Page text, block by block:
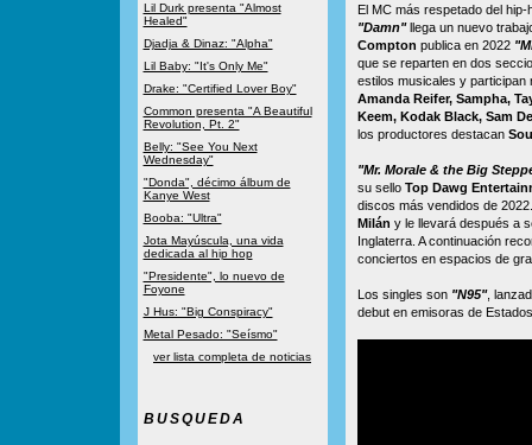
Lil Durk presenta "Almost
Healed"
Djadja & Dinaz: "Alpha"
Lil Baby: "It's Only Me"
Drake: "Certified Lover Boy"
Common presenta "A Beautiful
Revolution, Pt. 2"
Belly: "See You Next
Wednesday"
"Donda", décimo álbum de
Kanye West
Booba: "Ultra"
Jota Mayúscula, una vida
dedicada al hip hop
"Presidente", lo nuevo de
Foyone
J Hus: "Big Conspiracy"
Metal Pesado: "Seísmo"
ver lista completa de noticias
BUSQUEDA
El MC más respetado del
"Damn"llega un nuevo
Compton publica en 2022
que se reparten en dos
estilos musicales y
Amanda Reifer, Sampha,
Keem, Kodak Black, Sam
los productores destacan
"Mr. Morale & the Big
su sello Top Dawg
discos más vendidos de
Milán y le llevará después a
Inglaterra. A continuación
conciertos en espacios de
Los singles son "N95",
debut en emisoras de